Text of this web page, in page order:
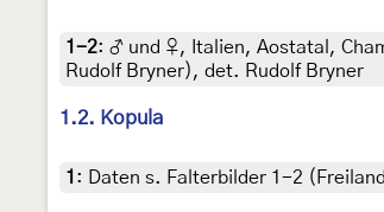
1-2: ♂ und ♀, Italien, Aostatal,
Rudolf Bryner), det. Rudolf Bryner
1.2. Kopula
1 : Daten s. Falterbilder 1-2